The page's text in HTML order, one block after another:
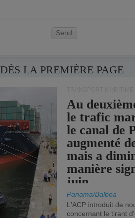
Send
DÈS LA PREMIÈRE PAGE
Au
le trafic
le canal de
augmenté
mais a
manière
juin.
Panama/Balboa
L'ACP introduit de
concernant le tirant